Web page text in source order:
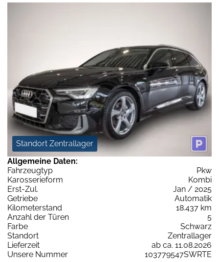
Standort Zentrallager
Allgemeine Daten:
Fahrzeugtyp
Pkw
Karosserieform
Kombi
Erst-Zul.
Jan / 2025
Getriebe
Automatik
Kilometerstand
18.437 km
Anzahl der Türen
5
Farbe
Schwarz
Standort
Zentrallager
Lieferzeit
ab ca. 11.08.2026
Unsere Nummer
103779547SWRTE